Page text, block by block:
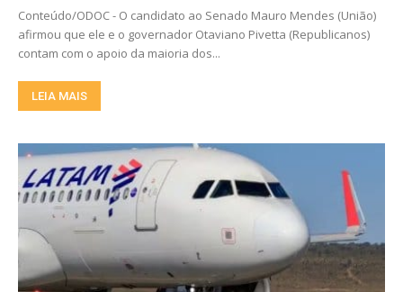
Conteúdo/ODOC - O candidato ao Senado Mauro Mendes (União)
afirmou que ele e o governador Otaviano Pivetta (Republicanos)
contam com o apoio da maioria dos...
LEIA MAIS